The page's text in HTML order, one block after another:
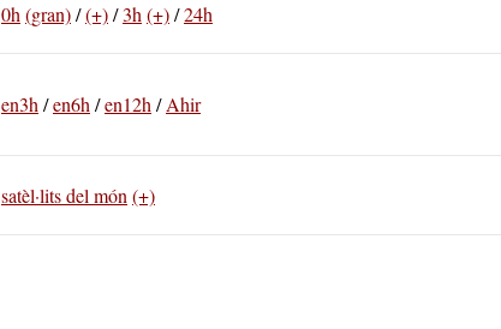
0h (gran)/(+)/3h (+)/24h
en3h /en6h /en12h /Ahir
satèl·lits del món (+)